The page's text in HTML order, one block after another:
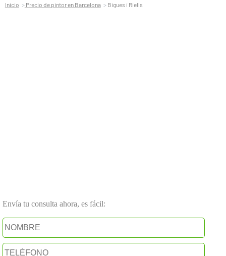
Inicio Precio de pintor en Barcelona Bigues i Riells
Envía tu consulta ahora, es fácil: